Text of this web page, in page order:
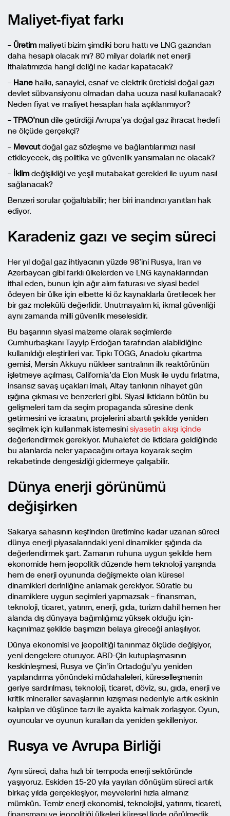
Maliyet-fiyat farkı
– Üretimmaliyeti bizim şimdiki boru hattı ve LNG gazından
daha hesaplı olacak mı? 80 milyar dolarlık net enerji
ithalatımızda hangi deliği ne kadar kapatacak?
– Hane halkı, sanayici, esnaf ve elektrik üreticisi doğal gazı
devlet sübvansiyonu olmadan daha ucuza nasıl kullanacak?
Neden fiyat ve maliyet hesapları hala açıklanmıyor?
– TPAO’nun dile getirdiği Avrupa’ya doğal gaz ihracat hedefi
ne ölçüde gerçekçi?
– Mevcutdoğal gaz sözleşme ve bağlantılarımızı nasıl
etkileyecek, dış politika ve güvenlik yansımaları ne olacak?
– İklimdeğişikliği ve yeşil mutabakat gerekleri ile uyum nasıl
sağlanacak?
Benzeri sorular çoğaltılabilir; her biri inandırıcı yanıtları hak
ediyor.
Karadeniz gazı ve seçim süreci
Her yıl doğal gaz ihtiyacının yüzde 98’ini Rusya, Iran ve
Azerbaycan gibi farklı ülkelerden ve LNG kaynaklarından
ithal eden, bunun için ağır alım faturası ve siyasi bedel
ödeyen bir ülke için elbette ki öz kaynaklarla üretilecek her
bir gaz molekülü değerlidir. Unutmayalım ki, ikmal güvenliği
aynı zamanda milli güvenlik meselesidir.
Bu başarının siyasi malzeme olarak seçimlerde
Cumhurbaşkanı Tayyip Erdoğan tarafından alabildiğine
kullanıldığı eleştirileri var. Tıpkı TOGG, Anadolu çıkartma
gemisi, Mersin Akkuyu nükleer santralının ilk reaktörünün
işletmeye açılması, California’da Elon Musk ile uydu fırlatma,
insansız savaş uçakları imalı, Altay tankının nihayet gün
ışığına çıkması ve benzerleri gibi. Siyasi iktidarın bütün bu
gelişmeleri tam da seçim propaganda süresine denk
getirmesini ve icraatını, projelerini abartılı şekilde yeniden
seçilmek için kullanmak istemesini siyasetin akışı içinde
değerlendirmek gerekiyor. Muhalefet de iktidara geldiğinde
bu alanlarda neler yapacağını ortaya koyarak seçim
rekabetinde dengesizliği gidermeye çalışabilir.
Dünya enerji görünümü
değişirken
Sakarya sahasının keşfinden üretimine kadar uzanan süreci
dünya enerji piyasalarındaki yeni dinamikler ışığında da
değerlendirmek şart. Zamanın ruhuna uygun şekilde hem
ekonomide hem jeopolitik düzende hem teknoloji yarışında
hem de enerji oyununda değişmekte olan küresel
dinamikleri derinliğine anlamak gerekiyor. Süratle bu
dinamiklere uygun seçimleri yapmazsak – finansman,
teknoloji, ticaret, yatırım, enerji, gıda, turizm dahil hemen her
alanda dış dünyaya bağımlığımız yüksek olduğu için-
kaçınılmaz şekilde başımızın belaya gireceği anlaşılıyor.
Dünya ekonomisi ve jeopolitiği tanınmaz ölçüde değişiyor,
yeni dengelere oturuyor. ABD-Çin kutuplaşmasının
keskinleşmesi, Rusya ve Çin’in Ortadoğu’yu yeniden
yapılandırma yönündeki müdahaleleri, küreselleşmenin
geriye sardırılması, teknoloji, ticaret, döviz, su, gıda, enerji ve
kritik mineraller savaşlarının kızışması nedeniyle artık eskinin
kalıpları ve düşünce tarzı ile ayakta kalmak zorlaşıyor. Oyun,
oyuncular ve oyunun kuralları da yeniden şekilleniyor.
Rusya ve Avrupa Birliği
Aynı süreci, daha hızlı bir tempoda enerji sektöründe
yaşıyoruz. Eskiden 15-20 yıla yayılan dönüşüm süreci artık
birkaç yılda gerçekleşiyor, meyvelerini hızla almanız
mümkün. Temiz enerji ekonomisi, teknolojisi, yatırımı, ticareti,